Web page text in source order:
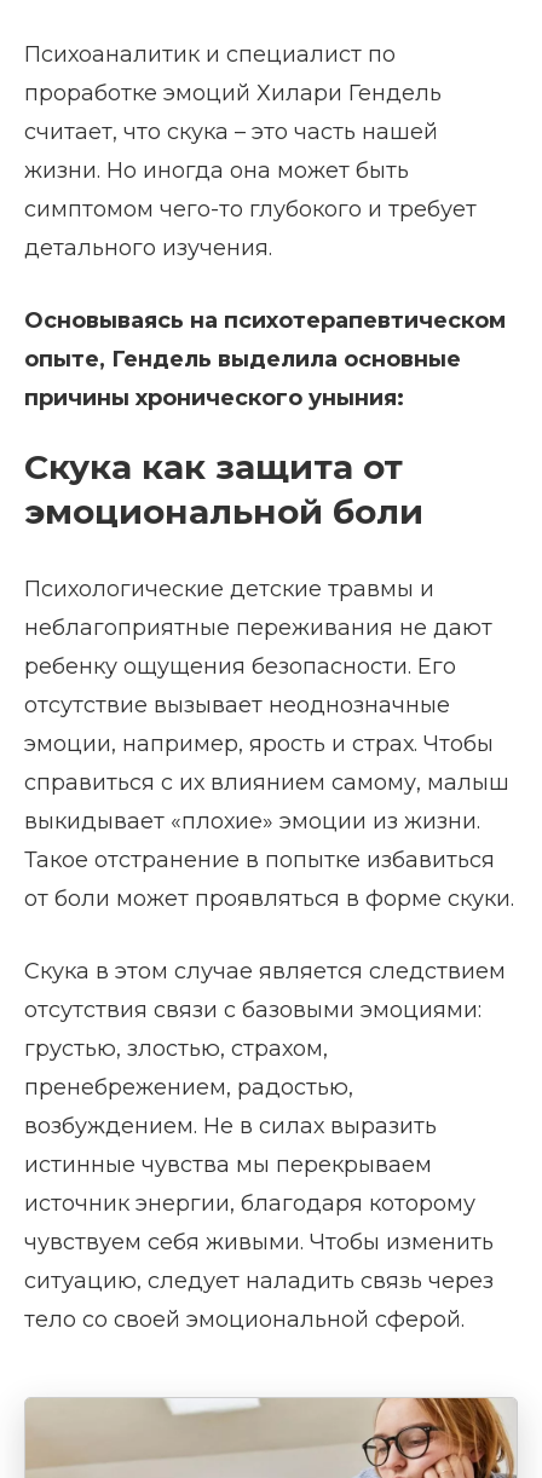
Психоаналитик и специалист по
проработке эмоций Хилари Гендель
считает, что скука – это часть нашей
жизни. Но иногда она может быть
симптомом чего-то глубокого и требует
детального изучения.
Основываясь на психотерапевтическом
опыте, Гендель выделила основные
причины хронического уныния:
Скука как защита от
эмоциональной боли
Психологические детские травмы и
неблагоприятные переживания не дают
ребенку ощущения безопасности. Его
отсутствие вызывает неоднозначные
эмоции, например, ярость и страх. Чтобы
справиться с их влиянием самому, малыш
выкидывает «плохие» эмоции из жизни.
Такое отстранение в попытке избавиться
от боли может проявляться в форме скуки.
Скука в этом случае является следствием
отсутствия связи с базовыми эмоциями:
грустью, злостью, страхом,
пренебрежением, радостью,
возбуждением. Не в силах выразить
истинные чувства мы перекрываем
источник энергии, благодаря которому
чувствуем себя живыми. Чтобы изменить
ситуацию, следует наладить связь через
тело со своей эмоциональной сферой.